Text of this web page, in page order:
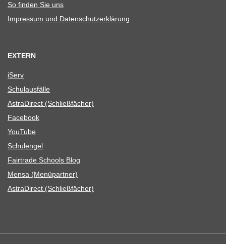
So fin­den Sie uns
Impres­sum und Datenschutzerklärung
EXTERN
iServ
Schul­aus­fälle
Astra­Di­rect (Schließ­fä­cher)
Face­book
You­Tube
Schul­en­gel
Fair­trade Schools Blog
Mensa (Menü­part­ner)
Astra­Di­rect (Schließ­fä­cher)